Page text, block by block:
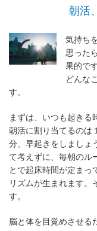
朝活
気持ち
思った
果的で
どんな
す。
まずは、いつも起きる
朝活に割り当てるのは
分、早起きをしましょ
て考えずに、毎朝のル
とで起床時間が定まっ
リズムが生まれます。
す。
脳と体を目覚めさせる